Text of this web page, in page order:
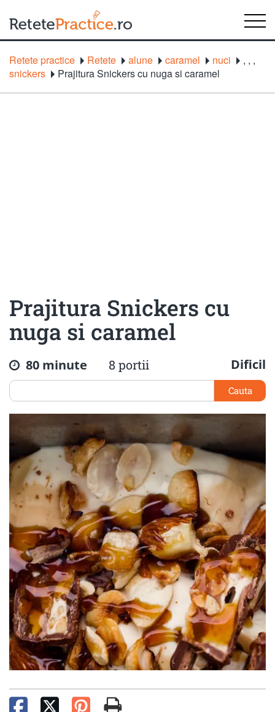
Retete practice Retete alune ,
caramel ,
nuci
,
snickers
Prajitura Snickers cu nuga si caramel
Prajitura Snickers cu
nuga si caramel
80 minute 8 portii Dificil
Cauta